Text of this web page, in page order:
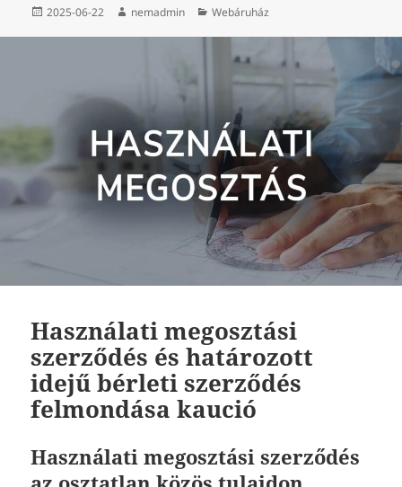
Közzétéve
2025-06-22 Szerző
nemadmin Kategória
Webáruház
Használati megosztási
szerződés és határozott
idejű bérleti szerződés
felmondása kaució
Használati megosztási szerződés